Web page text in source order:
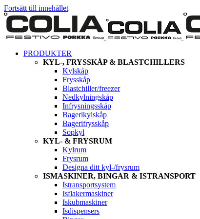
Fortsätt till innehållet
PRODUKTER
KYL-, FRYSSKÅP & BLASTCHILLERS
Kylskåp
Frysskåp
Blastchiller/freezer
Nedkylningskåp
Infrysningsskåp
Bagerikylskåp
Bagerifrysskåp
Sopkyl
KYL- & FRYSRUM
Kylrum
Frysrum
Designa ditt kyl-/frysrum
ISMASKINER, BINGAR & ISTRANSPORT
Istransportsystem
Isflakermaskiner
Iskubmaskiner
Isdispensers